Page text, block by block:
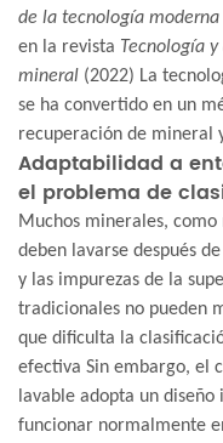
de la tecnología
en la revista Tecnología
mineral (2022) La
se ha convertido en un
recuperación de mineral
Adaptabilidad a
el problema de
Muchos minerales,
deben lavarse después
y las impurezas de la
tradicionales no pueden
que dificulta la
efectiva Sin embargo, el
lavable adopta un
funcionar normalmente